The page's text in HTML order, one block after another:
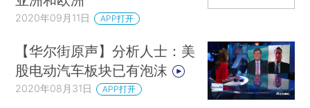
2020年09月11日 APP打开
【华尔街原声】分析人士：美
股电动汽车板块已有泡沫
2020年08月31日 APP打开